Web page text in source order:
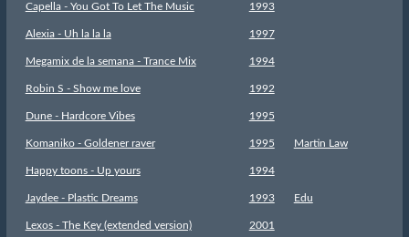
Capella - You Got To Let The Music 1993
Alexia - Uh la la la 1997
Megamix de la semana - Trance Mix 1994
Robin S - Show me love 1992
Dune - Hardcore Vibes 1995
Komaniko - Goldener raver 1995 Martin Law
Happy toons - Up yours 1994
Jaydee - Plastic Dreams 1993 Edu
Lexos - The Key (extended version) 2001